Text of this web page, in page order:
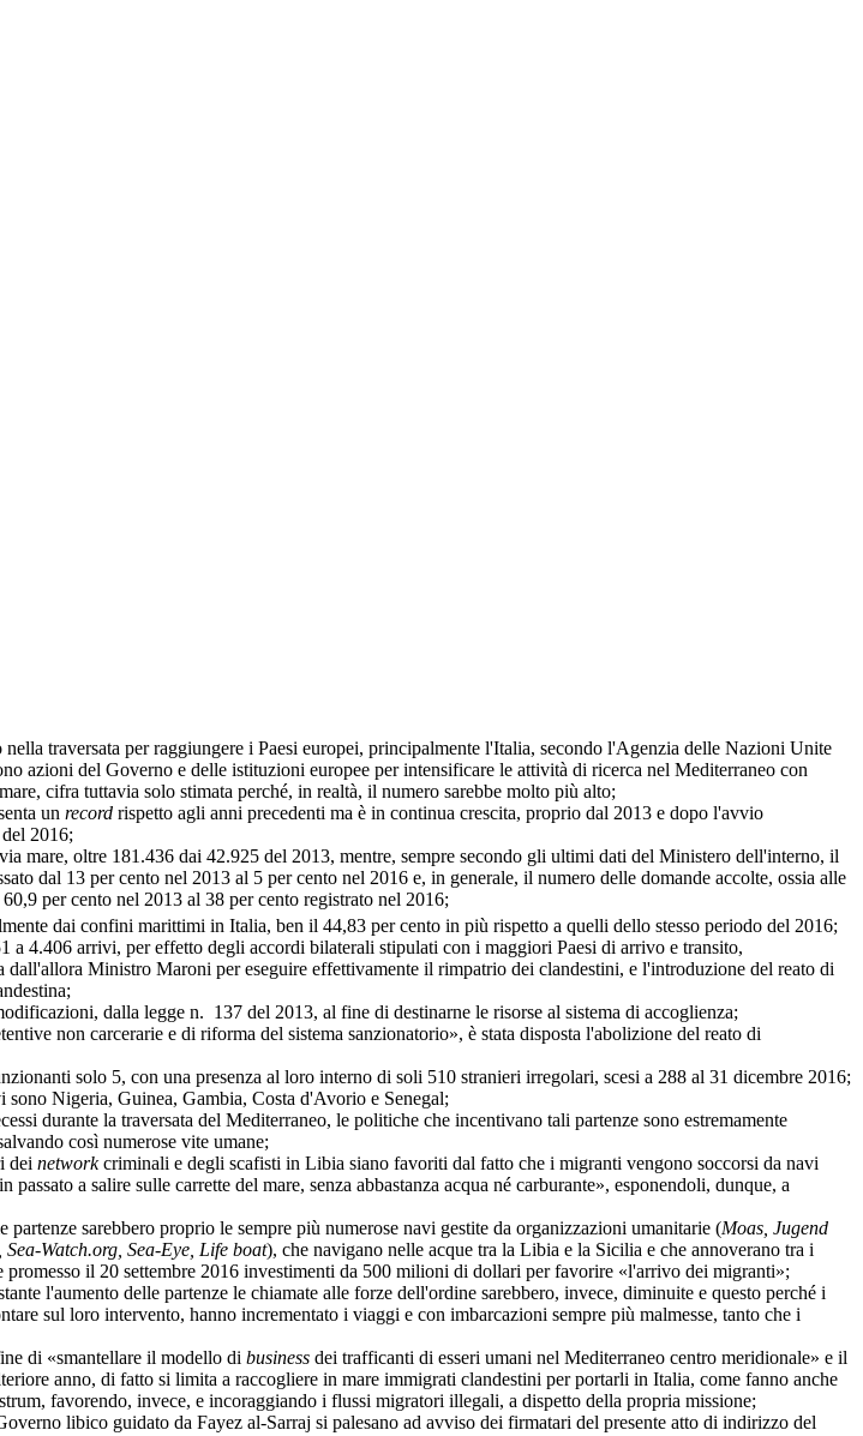
per raggiungere i Paesi europei, principalmente l'Italia, secondo l'Agenzia delle Nazioni Unite
del Governo e delle istituzioni europee per intensificare le attività di ricerca nel Mediterraneo con
cifra tuttavia solo stimata perché, in realtà, il numero sarebbe molto più alto;
un record rispetto agli anni precedenti ma è in continua crescita, proprio dal 2013 e dopo l'avvio
2016;
mare, oltre 181.436 dai 42.925 del 2013, mentre, sempre secondo gli ultimi dati del Ministero dell'interno, il
dal 13 per cento nel 2013 al 5 per cento nel 2016 e, in generale, il numero delle domande accolte, ossia alle
per cento nel 2013 al 38 per cento registrato nel 2016;
dai confini marittimi in Italia, ben il 44,83 per cento in più rispetto a quelli dello stesso periodo del 2016;
arrivi, per effetto degli accordi bilaterali stipulati con i maggiori Paesi di arrivo e transito,
Ministro Maroni per eseguire effettivamente il rimpatrio dei clandestini, e l'introduzione del reato di
dalla legge n. 137 del 2013, al fine di destinarne le risorse al sistema di accoglienza;
non carcerarie e di riforma del sistema sanzionatorio», è stata disposta l'abolizione del reato di
solo 5, con una presenza al loro interno di soli 510 stranieri irregolari, scesi a 288 al 31 dicembre 2016;
Nigeria, Guinea, Gambia, Costa d'Avorio e Senegal;
la traversata del Mediterraneo, le politiche che incentivano tali partenze sono estremamente
così numerose vite umane;
dei networkcriminali e degli scafisti in Libia siano favoriti dal fatto che i migranti vengono soccorsi da navi
a salire sulle carrette del mare, senza abbastanza acqua né carburante», esponendoli, dunque, a
sarebbero proprio le sempre più numerose navi gestite da organizzazioni umanitarie (Moas, Jugend
Watch.org, Sea-Eye, Life boat), che navigano nelle acque tra la Libia e la Sicilia e che annoverano tra i
il 20 settembre 2016 investimenti da 500 milioni di dollari per favorire «l'arrivo dei migranti»;
delle partenze le chiamate alle forze dell'ordine sarebbero, invece, diminuite e questo perché i
sul loro intervento, hanno incrementato i viaggi e con imbarcazioni sempre più malmesse, tanto che i
di «smantellare il modello di business dei trafficanti di esseri umani nel Mediterraneo centro meridionale» e il
anno, di fatto si limita a raccogliere in mare immigrati clandestini per portarli in Italia, come fanno anche
favorendo, invece, e incoraggiando i flussi migratori illegali, a dispetto della propria missione;
libico guidato da Fayez al-Sarraj si palesano ad avviso dei firmatari del presente atto di indirizzo del